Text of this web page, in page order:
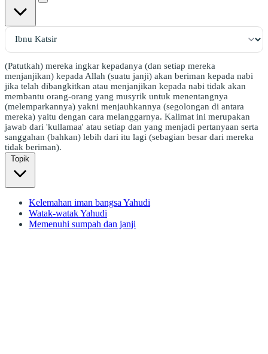
(Patutkah) mereka ingkar kepadanya (dan setiap mereka
menjanjikan) kepada Allah (suatu janji) akan beriman kepada nabi
jika telah dibangkitkan atau menjanjikan kepada nabi tidak akan
membantu orang-orang yang musyrik untuk menentangnya
(melemparkannya) yakni menjauhkannya (segolongan di antara
mereka) yaitu dengan cara melanggarnya. Kalimat ini merupakan
jawab dari 'kullamaa' atau setiap dan yang menjadi pertanyaan serta
sanggahan (bahkan) lebih dari itu lagi (sebagian besar dari mereka
tidak beriman).
Topik
Kelemahan iman bangsa Yahudi
Watak-watak Yahudi
Memenuhi sumpah dan janji